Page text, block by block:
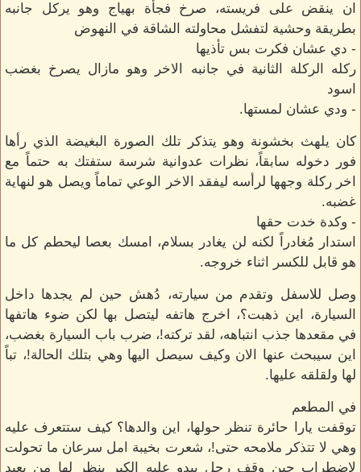
ان ينقض على فريسته، صرخ فجأة بهياج وهو يركل جانبه
بطريقة وحشية لتفشل محاولته الشاقة في النهوض
- دي عشان فكرت بس تأذيها
ركله الركلة الثانية في جانبه الاخر وهو مازال يصرخ بغضب
اسود
- ودي عشان لمستها.
كان يلهث بخشونة وهو يتذكر تلك الصورة البغيضة الذي رأها
فور دخوله سابقاً، نظرات عدوانية شرسة ستفتك به حتماً مع
اخر ركلة وجهها لرأسه ليفقد الاخر الوعي تماماً ويصل هو لنهاية
غضبه.
- وكدة خدت حقها
استدار مُغادراً لكنه لن يغادر بسلام، امسك بعصا ليحطم كل ما
هو قابل للكسر اثناء خروجه.
وصل للاسفل وتقدم من سيارته، دُهش حين لم يجدها داخل
السيارة، اين ذهبت؟، اخرج هاتفه ليتصل بها لكن ضوء هاتفها
في مقعدها جذب انتباهه، لقد تركته!، ضرب باب السيارة بغضب،
اين سيبحث عنها الان وكيف سيصل اليها وهي بتلك الحالة!، تباً
لها ولقلقه عليها.
في المطعم
توقفت يارا حائرة تنظر حولها، اين والدها؟ كيف ستتعرف عليه
وهي لا تتذكر ملامحه حتى!، شعرت بخيبة امل سرعان ما تحولت
لإضطراب حين وقف رجل يبدو عليه الكِبر ينظر لها من بعيد